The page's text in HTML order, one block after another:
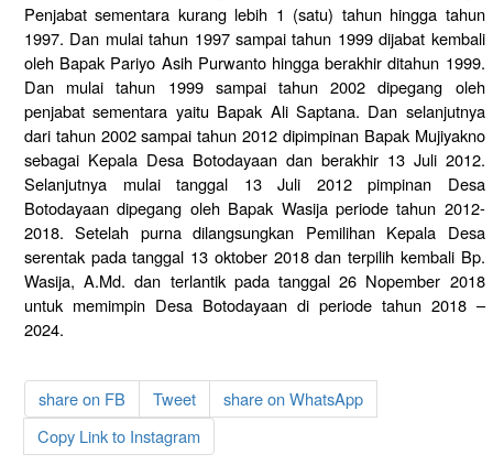
Penjabat sementara kurang lebih 1 (satu) tahun hingga tahun
1997. Dan mulai tahun 1997 sampai tahun 1999 dijabat kembali
oleh Bapak Pariyo Asih Purwanto hingga berakhir ditahun 1999.
Dan mulai tahun 1999 sampai tahun 2002 dipegang oleh
penjabat sementara yaitu Bapak Ali Saptana. Dan selanjutnya
dari tahun 2002 sampai tahun 2012 dipimpinan Bapak Mujiyakno
sebagai Kepala Desa Botodayaan dan berakhir 13 Juli 2012.
Selanjutnya mulai tanggal 13 Juli 2012 pimpinan Desa
Botodayaan dipegang oleh Bapak Wasija periode tahun 2012-
2018. Setelah purna dilangsungkan Pemilihan Kepala Desa
serentak pada tanggal 13 oktober 2018 dan terpilih kembali Bp.
Wasija, A.Md. dan terlantik pada tanggal 26 Nopember 2018
untuk memimpin Desa Botodayaan di periode tahun 2018 –
2024.
share on FB Tweet
share on WhatsApp
Copy Link to Instagram